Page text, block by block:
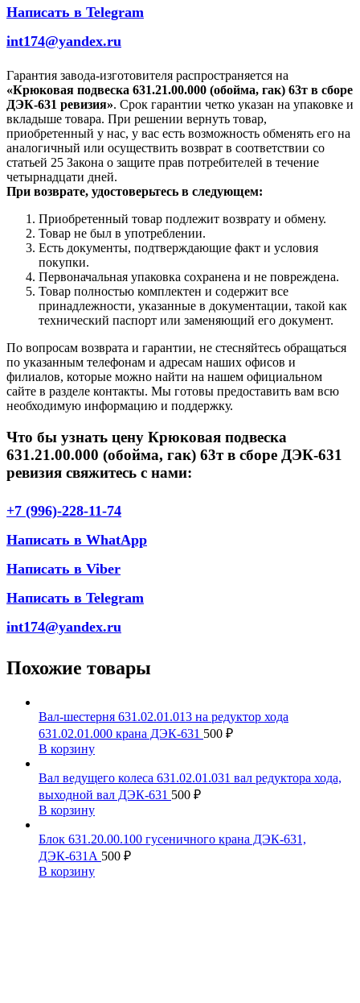
Написать в Telegram
int174@yandex.ru
Гарантия завода-изготовителя распространяется на
«Крюковая подвеска 631.21.00.000 (обойма, гак) 63т в сборе
ДЭК-631 ревизия». Срок гарантии четко указан на упаковке и
вкладыше товара. При решении вернуть товар,
приобретенный у нас, у вас есть возможность обменять его на
аналогичный или осуществить возврат в соответствии со
статьей 25 Закона о защите прав потребителей в течение
четырнадцати дней.
При возврате, удостоверьтесь в следующем:
Приобретенный товар подлежит возврату и обмену.
Товар не был в употреблении.
Есть документы, подтверждающие факт и условия
покупки.
Первоначальная упаковка сохранена и не повреждена.
Товар полностью комплектен и содержит все
принадлежности, указанные в документации, такой как
технический паспорт или заменяющий его документ.
По вопросам возврата и гарантии, не стесняйтесь обращаться
по указанным телефонам и адресам наших офисов и
филиалов, которые можно найти на нашем официальном
сайте в разделе контакты. Мы готовы предоставить вам всю
необходимую информацию и поддержку.
Что бы узнать цену Крюковая подвеска
631.21.00.000 (обойма, гак) 63т в сборе ДЭК-631
ревизия свяжитесь с нами:
+7 (996)-228-11-74
Написать в WhatApp
Написать в Viber
Написать в Telegram
int174@yandex.ru
Похожие товары
Вал-шестерня 631.02.01.013 на редуктор хода
631.02.01.000 крана ДЭК-631 500 ₽
В корзину
Вал ведущего колеса 631.02.01.031 вал редуктора хода,
выходной вал ДЭК-631 500 ₽
В корзину
Блок 631.20.00.100 гусеничного крана ДЭК-631,
ДЭК-631А 500 ₽
В корзину